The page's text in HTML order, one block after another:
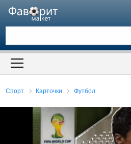
Искать также в описании
Спорт Карточки Футбол